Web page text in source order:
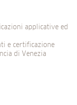
applicative ed
e certificazione
di Venezia